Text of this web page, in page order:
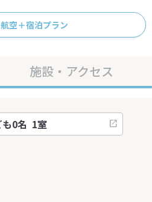
航空＋宿泊プラン
施設・アクセス